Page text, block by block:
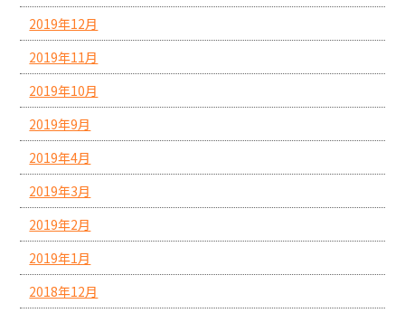
2019年12月
2019年11月
2019年10月
2019年9月
2019年4月
2019年3月
2019年2月
2019年1月
2018年12月